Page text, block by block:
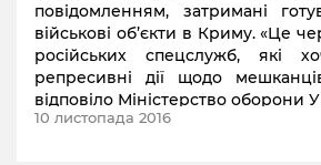
повідомленням, затримані
військові об’єкти в Криму. «Це
російських спецслужб, які
репресивні дії щодо
відповіло Міністерство оборони
10 листопада 2016